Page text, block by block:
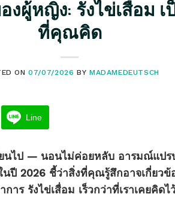
ผู้หญิง: รังไข่เสื่อม เ
ที่คุณคิด
ON07/07/2026 BY MADAMEDEUTSCH
Line
นไป — นอนไม่ค่อยหลับ อารมณ์แปร
นปี 2026 ชี้ว่าสิ่งที่คุณรู้สึกอาจเกี่ยวข้
าร รังไข่เสื่อม เร็วกว่าที่เราเคยคิ